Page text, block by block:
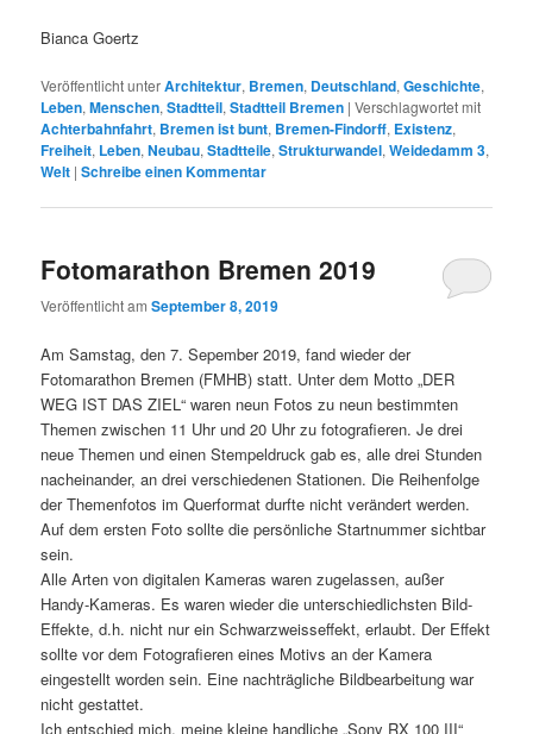
Bianca Goertz
Veröffentlicht unterArchitektur, Bremen, Deutschland,Geschichte,
Leben,Menschen,Stadtteil,Stadtteil Bremen |Verschlagwortet mit
Achterbahnfahrt, Bremen ist bunt, Bremen-Findorff, Existenz,
Freiheit, Leben,Neubau,Stadtteile,Strukturwandel,Weidedamm 3,
Welt |Schreibe einen Kommentar
Fotomarathon Bremen 2019
Veröffentlicht amSeptember 8, 2019
Am Samstag, den 7. Sepember 2019, fand wieder der
Fotomarathon Bremen (FMHB) statt. Unter dem Motto „DER
WEG IST DAS ZIEL“ waren neun Fotos zu neun bestimmten
Themen zwischen 11 Uhr und 20 Uhr zu fotografieren. Je drei
neue Themen und einen Stempeldruck gab es, alle drei Stunden
nacheinander, an drei verschiedenen Stationen. Die Reihenfolge
der Themenfotos im Querformat durfte nicht verändert werden.
Auf dem ersten Foto sollte die persönliche Startnummer sichtbar
sein.
Alle Arten von digitalen Kameras waren zugelassen, außer
Handy-Kameras. Es waren wieder die unterschiedlichsten Bild-
Effekte, d.h. nicht nur ein Schwarzweisseffekt, erlaubt. Der Effekt
sollte vor dem Fotografieren eines Motivs an der Kamera
eingestellt worden sein. Eine nachträgliche Bildbearbeitung war
nicht gestattet.
Ich entschied mich, meine kleine handliche „Sony RX 100 III“